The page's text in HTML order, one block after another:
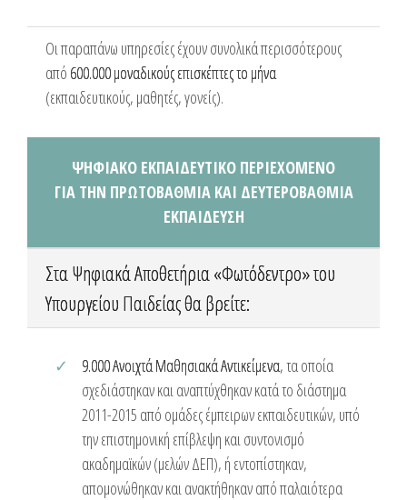
Οι παραπάνω υπηρεσίες έχουν συνολικά περισσότερους
από 600.000 μοναδικούς επισκέπτες το μήνα
(εκπαιδευτικούς, μαθητές, γονείς).
ΨΗΦΙΑΚΟ ΕΚΠΑΙΔΕΥΤΙΚΟ ΠΕΡΙΕΧΟΜΕΝΟ
ΓΙΑ ΤΗΝ ΠΡΩΤΟΒΑΘΜΙΑ ΚΑΙ ΔΕΥΤΕΡΟΒΑΘΜΙΑ
ΕΚΠΑΙΔΕΥΣΗ
Στα Ψηφιακά Αποθετήρια «Φωτόδεντρο» του
Υπουργείου Παιδείας θα βρείτε:
9.000 Ανοιχτά Μαθησιακά Αντικείμενα, τα οποία
σχεδιάστηκαν και αναπτύχθηκαν κατά το διάστημα
2011-2015 από ομάδες έμπειρων εκπαιδευτικών, υπό
την επιστημονική επίβλεψη και συντονισμό
ακαδημαϊκών (μελών ΔΕΠ), ή εντοπίστηκαν,
απομονώθηκαν και ανακτήθηκαν από παλαιότερα